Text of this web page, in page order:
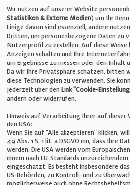
Telefon: +49 (0)711 2585563-0
E-Mail:info@bauelemente-bau.eu
Unternehmen
Impressum
Cookie-Einstellungen
AGB
Wir nutzen auf unserer Website
Statistiken & Externe Medien) um Ihr
Einige davon sind essenziell, andere
Dritten, um personenbezogene Daten zu
Nutzerprofil zu erstellen. Auf diese Weise
Anzeigen schalten und Ihre
um Ergebnisse zu messen oder den Inhalt
Da wir Ihre Privatsphäre schätzen, bitten
diese Technologien zu verwenden. Sie
jederzeit über den Link "Cookie-
ändern oder widerrufen.
Hinweis auf Verarbeitung Ihrer auf dieser
den USA:
Wenn Sie auf "Alle akzeptieren" klicken,
49 Abs. 1 S. 1 lit. a DSGVO ein, dass Ihre
werden. Die USA werden vom
einem nach EU-Standards
eingeschätzt. Es besteht insbesondere
US-Behörden, zu Kontroll- und zu
möglicherweise auch ohne